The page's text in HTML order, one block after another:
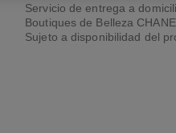
Servicio de entrega a
Boutiques de Belleza
Sujeto a disponibilidad del